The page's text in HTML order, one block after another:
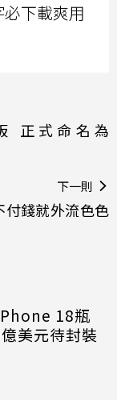
下載爽用
正式命名為
下一則
錢就外流色色
18瓶
美元待封裝